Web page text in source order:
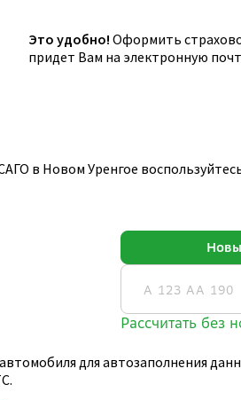
Это удобно! Оформить
придет Вам на электронную
в Новом Уренгое
для автозаполнения